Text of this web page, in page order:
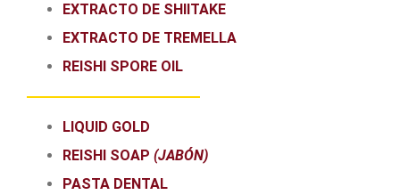
EXTRACTO DE SHIITAKE
EXTRACTO DE TREMELLA
REISHI SPORE OIL
LIQUID GOLD
REISHI SOAP (JABÓN)
PASTA DENTAL